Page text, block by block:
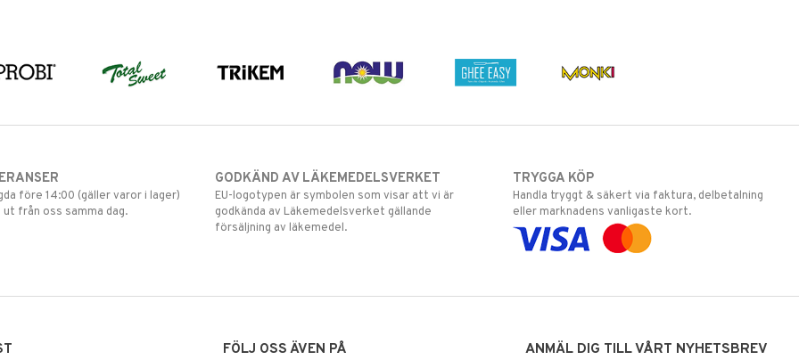
före 14:00 (gäller varor i lager)
från oss samma dag.
GODKÄND AV LÄKEMEDELSVERKET
EU-logotypen är symbolen som visar att vi är
godkända av Läkemedelsverket gällande
försäljning av läkemedel.
TRYGGA KÖP
Handla tryggt & säkert via faktura, delbetalning
eller marknadens vanligaste kort.
FÖLJ OSS ÄVEN PÅ ANMÄL DIG TILL VÅRT NYHETSBREV